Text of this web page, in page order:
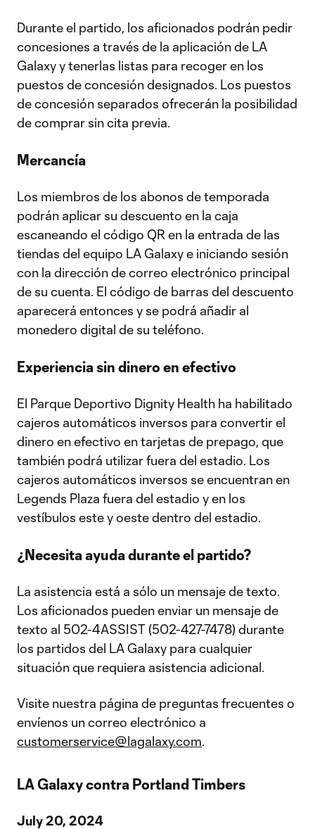
Durante el partido, los aficionados podrán pedir
concesiones a través de la aplicación de LA
Galaxy y tenerlas listas para recoger en los
puestos de concesión designados. Los puestos
de concesión separados ofrecerán la posibilidad
de comprar sin cita previa.
Mercancía
Los miembros de los abonos de temporada
podrán aplicar su descuento en la caja
escaneando el código QR en la entrada de las
tiendas del equipo LA Galaxy e iniciando sesión
con la dirección de correo electrónico principal
de su cuenta. El código de barras del descuento
aparecerá entonces y se podrá añadir al
monedero digital de su teléfono.
Experiencia sin dinero en efectivo
El Parque Deportivo Dignity Health ha habilitado
cajeros automáticos inversos para convertir el
dinero en efectivo en tarjetas de prepago, que
también podrá utilizar fuera del estadio. Los
cajeros automáticos inversos se encuentran en
Legends Plaza fuera del estadio y en los
vestíbulos este y oeste dentro del estadio.
¿Necesita ayuda durante el partido?
La asistencia está a sólo un mensaje de texto.
Los aficionados pueden enviar un mensaje de
texto al 502-4ASSIST (502-427-7478) durante
los partidos del LA Galaxy para cualquier
situación que requiera asistencia adicional.
Visite nuestra página de preguntas frecuentes o
envíenos un correo electrónico a
customerservice@lagalaxy.com.
LA Galaxy contra Portland Timbers
July 20, 2024